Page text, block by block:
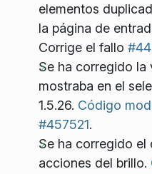
elementos
la página de
Corrige el fallo
Se ha corregido la
mostraba en el
1.5.26. Código
#457521.
Se ha corregido el
acciones del brillo.